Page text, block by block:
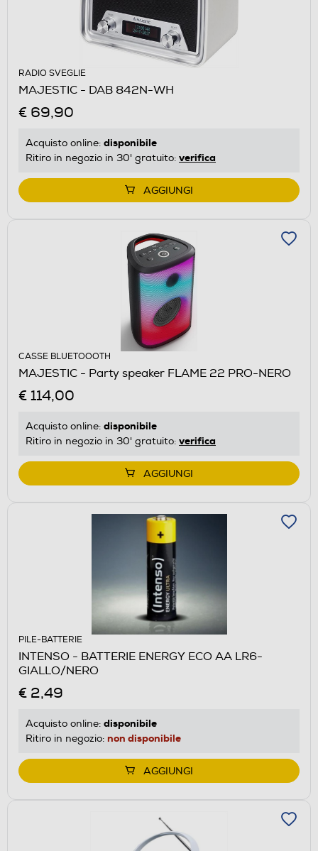
RADIO SVEGLIE
MAJESTIC - DAB 842N-WH
€ 69,90
Acquisto online: disponibile
Ritiro in negozio in 30' gratuito: verifica
AGGIUNGI
CASSE BLUETOOOTH
MAJESTIC - Party speaker FLAME 22 PRO-NERO
€ 114,00
Acquisto online: disponibile
Ritiro in negozio in 30' gratuito: verifica
AGGIUNGI
PILE-BATTERIE
INTENSO - BATTERIE ENERGY ECO AA LR6-
GIALLO/NERO
€ 2,49
Acquisto online: disponibile
Ritiro in negozio: non disponibile
AGGIUNGI